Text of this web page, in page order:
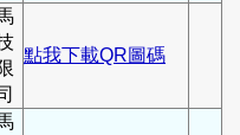
點我下載QR圖碼